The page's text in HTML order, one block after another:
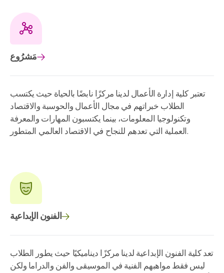
مَشرُوع
تعتبر كلية إدارة الأعمال لدينا مركزًا نابضًا بالحياة حيث يكتسب
الطلاب خبراتهم في مجال الأعمال والحوسبة والاقتصاد
وتكنولوجيا المعلومات، بينما يكتسبون المهارات والمعرفة
العملية التي تعدهم للنجاح في الاقتصاد العالمي المتطور.
الفنون الإبداعية
تعد كلية الفنون الإبداعية لدينا مركزًا ديناميكيًا حيث يطور الطلاب
ليس فقط مواهبهم الفنية في الموسيقى والفن والدراما ولكن